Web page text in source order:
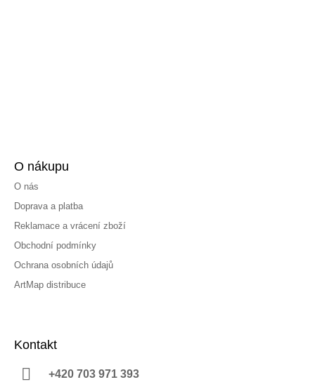
O nákupu
O nás
Doprava a platba
Reklamace a vrácení zboží
Obchodní podmínky
Ochrana osobních údajů
ArtMap distribuce
Kontakt
+420 703 971 393